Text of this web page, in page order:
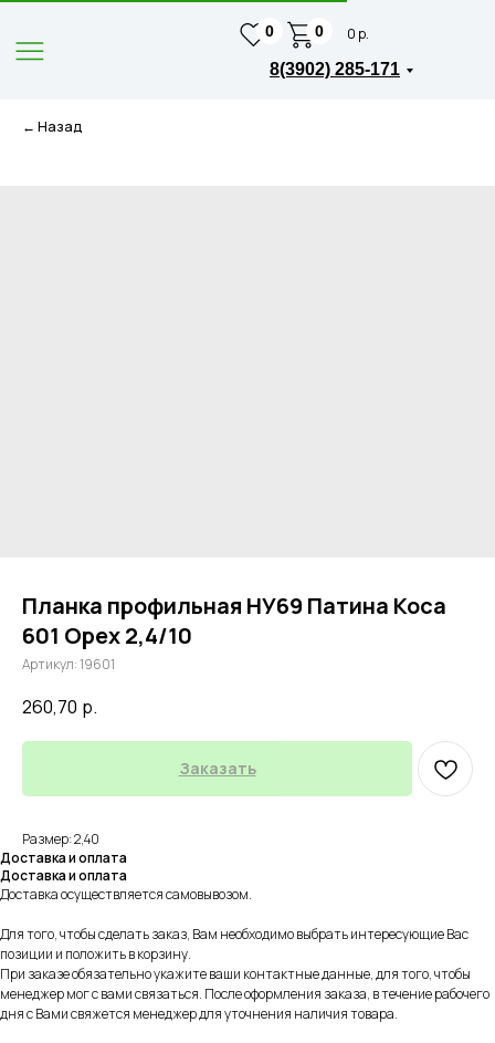
8(3902) 285-171
0 0 р.
0
← Назад
Планка профильная НУ69 Патина Коса
601 Орех 2,4/10
Артикул:19601
260,70 р.
Заказать
Размер: 2,40
Доставка и оплата
Доставка и оплата
Доставка осуществляется самовывозом.
Для того, чтобы сделать заказ, Вам необходимо выбрать интересующие Вас
позиции и положить в корзину.
При заказе обязательно укажите ваши контактные данные, для того, чтобы
менеджер мог с вами связаться. После оформления заказа, в течение рабочего
дня с Вами свяжется менеджер для уточнения наличия товара.